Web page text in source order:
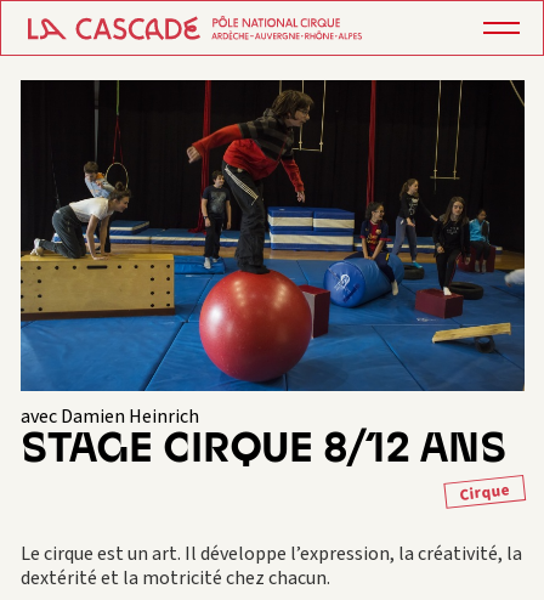
avec Damien Heinrich
STAGE CIRQUE 8/12 ANS
Cirque
Le cirque est un art. Il développe l’expression, la créativité, la
dextérité et la motricité chez chacun.